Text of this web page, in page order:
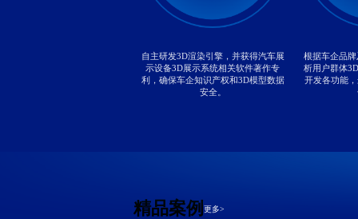
自主研发3D渲染引擎，并获得汽车展
示设备3D展示系统相关软件著作专
利，确保车企知识产权和3D模型数据
安全。
根据车企品
析用户群体
开发各功能
精品案例更多>